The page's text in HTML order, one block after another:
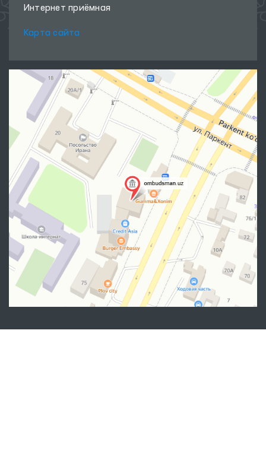
Интернет приёмная
Карта сайта